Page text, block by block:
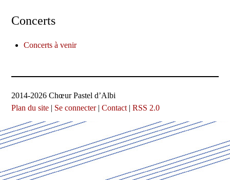
Concerts
Concerts à venir
2014-2026 Chœur Pastel d’Albi
Plan du site | Se connecter|Contact |RSS 2.0